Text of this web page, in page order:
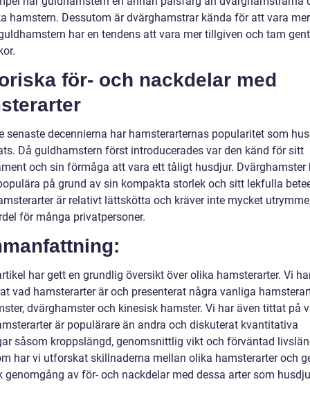
hamstern. Dessutom är dvärghamstrar kända för att vara
har en tendens att vara mer tillgiven och tam
för- och nackdelar med
senaste decennierna har hamsterarternas popularitet som
Då guldhamstern först introducerades var den känd för sitt
och sin förmåga att vara ett tåligt husdjur. Dvärghamster
på grund av sin kompakta storlek och sitt lekfulla
är relativt lättskötta och kräver inte mycket
för många privatpersoner.
har gett en grundlig översikt över olika hamsterarter. Vi
vad hamsterarter är och presenterat några vanliga
dvärghamster och kinesisk hamster. Vi har även tittat på
är populärare än andra och diskuterat kvantitativa
såsom kroppslängd, genomsnittlig vikt och förväntad
har vi utforskat skillnaderna mellan olika hamsterarter och
genomgång av för- och nackdelar med dessa arter som